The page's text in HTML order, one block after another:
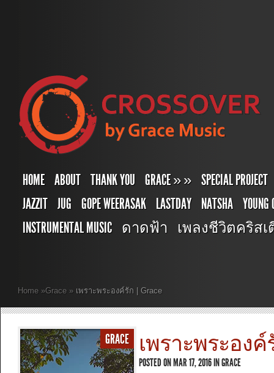
HOME ABOUT THANK YOU GRACE»» SPECIAL PROJECT
JAZZIT JUG GOPE WEERASAK LASTDAY NATSHA YOUNG
INSTRUMENTAL MUSIC ดาดฟ้า เพลงชีวิตคริสเตียน
Home »Grace » เพราะพระองค์รัก | Grace
GRACE เพราะพระองค์รัก
POSTED ON MAR 17, 2016 INGRACE